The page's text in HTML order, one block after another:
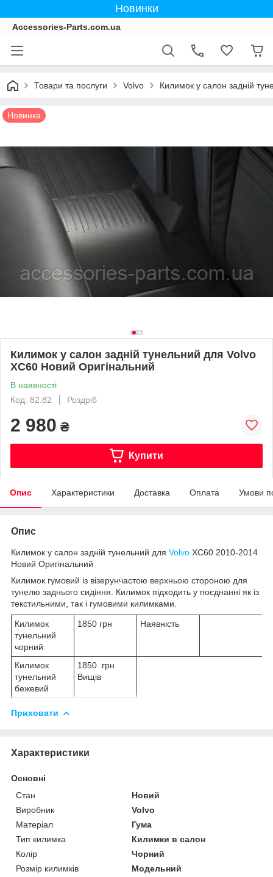
Новинки
Accessories-Parts.com.ua
Товари та послуги Volvo Килимок у салон задній
Новинка
Килимок у салон задній тунельний для Volvo
XC60 Новий Оригінальний
В наявності
Код: 82.82
Роздріб
2 980 ₴
Купити
Опис Характеристики Доставка Оплата Умови
Опис
Килимок у салон задній тунельний для Volvo XC60 2010-2014
Новий Оригінальний
Килимок гумовий із візерунчастою верхньою стороною для
тунелю заднього сидіння. Килимок підходить у поєднанні як із
текстильними, так і гумовими килимками.
Килимок
тунельний
чорний
1850 грн Наявність
Килимок
тунельний
бежевий
1850 грн
Вищів
Приховати
Характеристики
Основні
Стан
Новий
Виробник
Volvo
Матеріал
Гума
Тип килимка
Килимки в салон
Колір
Чорний
Розмір килимків
Модельний